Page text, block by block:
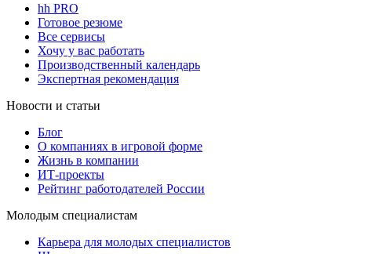
hh PRO
Готовое резюме
Все сервисы
Хочу у вас работать
Производственный календарь
Экспертная рекомендация
Новости и статьи
Блог
О компаниях в игровой форме
Жизнь в компании
ИТ-проекты
Рейтинг работодателей России
Молодым специалистам
Карьера для молодых специалистов